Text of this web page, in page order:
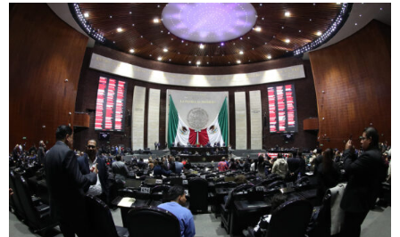
Editorial
Nacional
Colaboradores
Internacional
Cultura